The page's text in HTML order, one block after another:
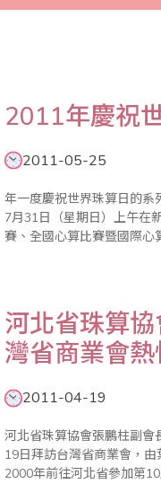
2011年慶祝
2011-05-25
年一度慶祝世界珠算日的
7月31日（星期日）上午在
賽、全國心算比賽暨國際心算邀請
河北省珠算
灣省商業會
2011-04-19
河北省珠算協會張鵬柱副
19日拜訪台灣省商業會，由葉宗義副理
2000年前往河北省參加第